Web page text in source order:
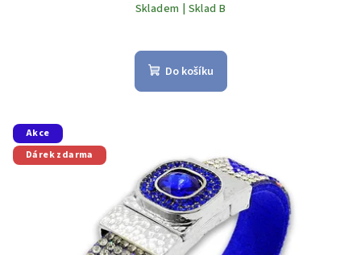
Skladem | Sklad B
Do košíku
Akce
Dárek zdarma